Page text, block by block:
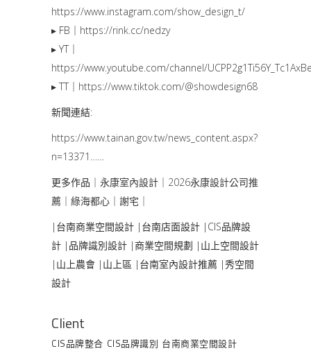
https://www.instagram.com/show_design_t/
▸ FB｜ https://rink.cc/nedzy
▸ YT｜
https://www.youtube.com/channel/
▸ TT｜ https://www.tiktok.com/@showdesign68
新聞連結:
https://www.tainan.gov.tw/news_content.aspx?
n=13371……
更多作品 ｜永康室內設計｜2026永康設計公司推
薦｜綠海都心｜謝宅｜
|台南商業空間設計 | 台南店面設計 | CIS品牌設
計 | 品牌識別設計 |商業空間規劃 | 山上空間設計
| 山上農會 | 山上區 | 台南室內設計推薦 |秀空間
設計
Client
CIS品牌整合 CIS品牌識別 台南商業空間設計